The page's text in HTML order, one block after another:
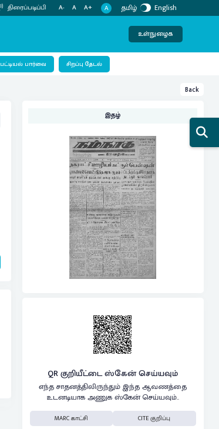
திரைப்படிப்பி A- A A+ A தமிழ் English
உள்நுழைக
பட்டியல் பார்வை சிறப்பு தேடல்
Back
இதழ்
QR குறியீட்டை ஸ்கேன் செய்யவும்
எந்த சாதனத்திலிருந்தும் இந்த ஆவணத்தை
உடனடியாக அணுக ஸ்கேன் செய்யவும்..
MARC காட்சி CITE குறிப்பு